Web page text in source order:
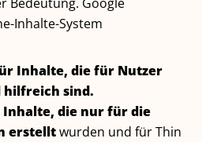
Inhalte-System
Inhalte, die für Nutzer
sind.
die nur für die
erstelltwurden und für Thin